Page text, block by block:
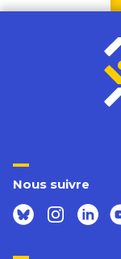
Nous suivre